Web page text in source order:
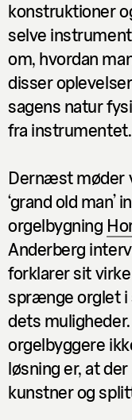
konstruktioner
selve
om, hvordan
disser
sagens natur
fra instrumentet.
Dernæst møder
‘grand old man’
orgelbygning
Anderberg
forklarer sit
sprænge orglet i
dets
orgelbyggere
løsning er, at
kunstner og